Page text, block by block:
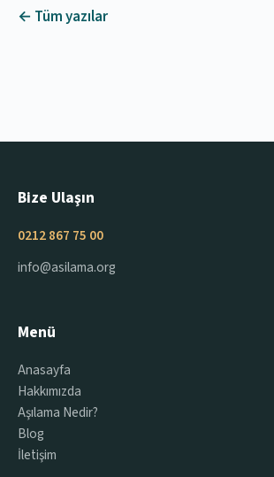
← Tüm yazılar
Bize Ulaşın
0212 867 75 00
info@asilama.org
Menü
Anasayfa
Hakkımızda
Aşılama Nedir?
Blog
İletişim